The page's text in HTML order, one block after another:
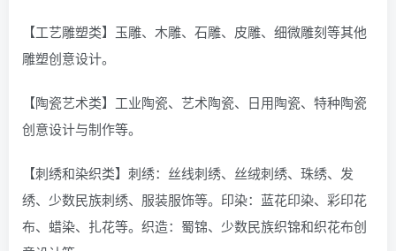
【工艺雕塑类】玉雕、木雕、石雕、皮雕、细微雕刻等其他
雕塑创意设计。
【陶瓷艺术类】工业陶瓷、艺术陶瓷、日用陶瓷、特种陶瓷
创意设计与制作等。
【刺绣和染织类】刺绣：丝线刺绣、丝绒刺绣、珠绣、发
绣、少数民族刺绣、服装服饰等。印染：蓝花印染、彩印花
布、蜡染、扎花等。织造：蜀锦、少数民族织锦和织花布创